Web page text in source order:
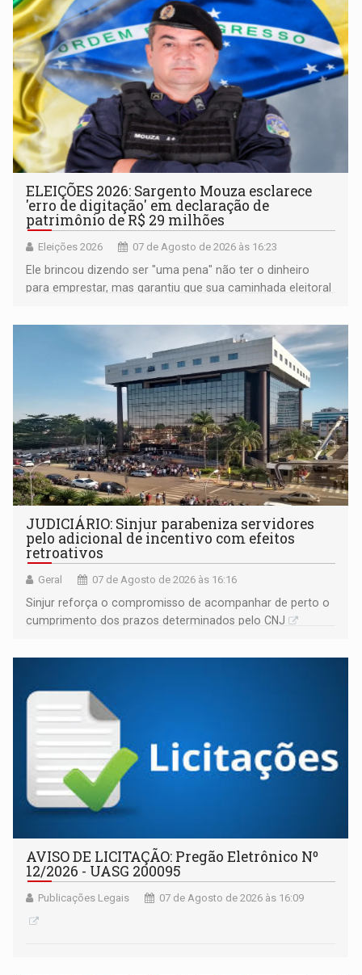
ELEIÇÕES 2026: Sargento Mouza esclarece
'erro de digitação' em declaração de
patrimônio de R$ 29 milhões
Eleições 2026 07 de Agosto de 2026 às 16:23
Ele brincou dizendo ser "uma pena" não ter o dinheiro
para emprestar, mas garantiu que sua caminhada eleitoral
JUDICIÁRIO: Sinjur parabeniza servidores
pelo adicional de incentivo com efeitos
retroativos
Geral 07 de Agosto de 2026 às 16:16
Sinjur reforça o compromisso de acompanhar de perto o
cumprimento dos prazos determinados pelo CNJ
AVISO DE LICITAÇÃO: Pregão Eletrônico Nº
12/2026 - UASG 200095
Publicações Legais 07 de Agosto de 2026 às 16:09